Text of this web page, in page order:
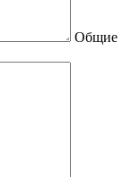
Общие